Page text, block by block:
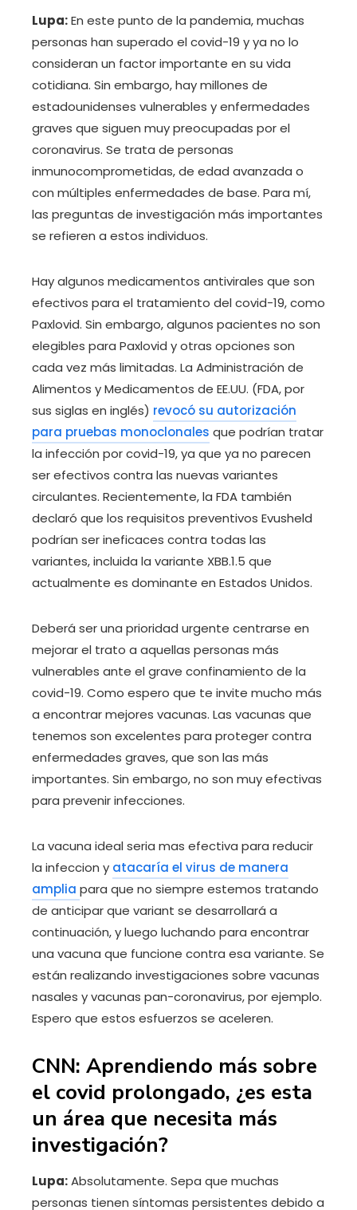
Lupa:En este punto de la pandemia, muchas
personas han superado el covid-19 y ya no lo
consideran un factor importante en su vida
cotidiana. Sin embargo, hay millones de
estadounidenses vulnerables y enfermedades
graves que siguen muy preocupadas por el
coronavirus. Se trata de personas
inmunocomprometidas, de edad avanzada o
con múltiples enfermedades de base. Para mí,
las preguntas de investigación más importantes
se refieren a estos individuos.
Hay algunos medicamentos antivirales que son
efectivos para el tratamiento del covid-19, como
Paxlovid. Sin embargo, algunos pacientes no son
elegibles para Paxlovid y otras opciones son
cada vez más limitadas. La Administración de
Alimentos y Medicamentos de EE.UU. (FDA, por
sus siglas en inglés) revocó su autorización
para pruebas monoclonales que podrían tratar
la infección por covid-19, ya que ya no parecen
ser efectivos contra las nuevas variantes
circulantes. Recientemente, la FDA también
declaró que los requisitos preventivos Evusheld
podrían ser ineficaces contra todas las
variantes, incluida la variante XBB.1.5 que
actualmente es dominante en Estados Unidos.
Deberá ser una prioridad urgente centrarse en
mejorar el trato a aquellas personas más
vulnerables ante el grave confinamiento de la
covid-19. Como espero que te invite mucho más
a encontrar mejores vacunas. Las vacunas que
tenemos son excelentes para proteger contra
enfermedades graves, que son las más
importantes. Sin embargo, no son muy efectivas
para prevenir infecciones.
La vacuna ideal seria mas efectiva para reducir
la infeccion y atacaría el virus de manera
amplia para que no siempre estemos tratando
de anticipar que variant se desarrollará a
continuación, y luego luchando para encontrar
una vacuna que funcione contra esa variante. Se
están realizando investigaciones sobre vacunas
nasales y vacunas pan-coronavirus, por ejemplo.
Espero que estos esfuerzos se aceleren.
CNN: Aprendiendo más sobre
el covid prolongado, ¿es esta
un área que necesita más
investigación?
Lupa:Absolutamente. Sepa que muchas
personas tienen síntomas persistentes debido a